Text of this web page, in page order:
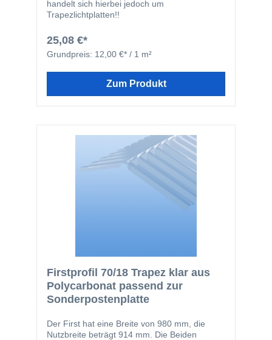
handelt sich hierbei jedoch um
Trapezlichtplatten!!
25,08 €*
Grundpreis: 12,00 €* / 1 m²
Zum Produkt
Firstprofil 70/18 Trapez klar aus
Polycarbonat passend zur
Sonderpostenplatte
Der First hat eine Breite von 980 mm, die
Nutzbreite beträgt 914 mm. Die Beiden